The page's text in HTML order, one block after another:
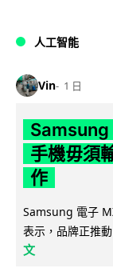
人工智能
Vin 1 日
Samsung
手機毋須
作
Samsung 電子
表示，品牌正推
文